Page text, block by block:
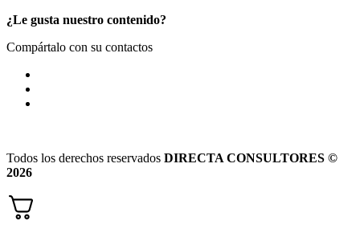
¿Le gusta nuestro contenido?
Compártalo con su contactos
Todos los derechos reservados DIRECTA CONSULTORES ©
2026